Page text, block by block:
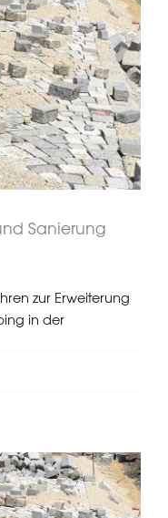
und
Sanierung
zur Erweiterung
in der